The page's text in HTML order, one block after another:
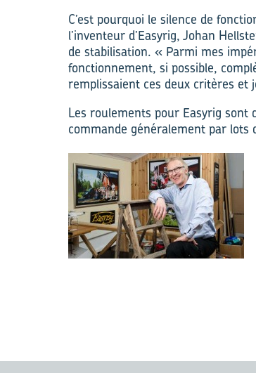
C’est pourquoi le silence de
l’inventeur d’Easyrig, Johan
de stabilisation. « Parmi mes
fonctionnement, si possible,
remplissaient ces deux critères et
Les roulements pour Easyrig sont
commande généralement par lots